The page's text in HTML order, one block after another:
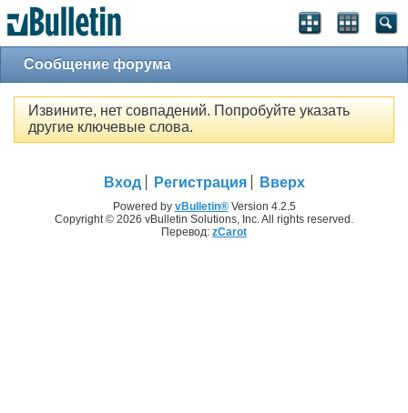
Сообщение форума
Извините, нет совпадений. Попробуйте указать
другие ключевые слова.
Вход Регистрация Вверх
Powered by vBulletin®Version 4.2.5
Copyright © 2026 vBulletin Solutions, Inc. All rights reserved.
Перевод: zCarot